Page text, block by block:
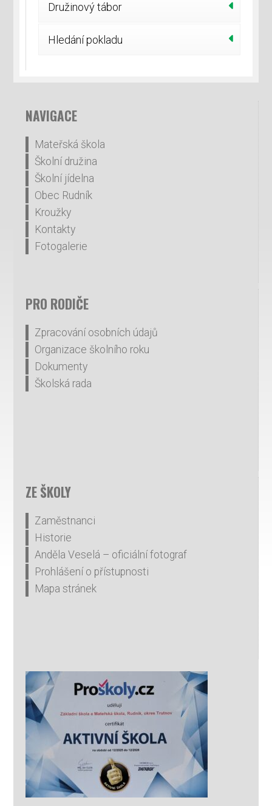
Družinový tábor
Hledání pokladu
NAVIGACE
Mateřská škola
Školní družina
Školní jídelna
Obec Rudník
Kroužky
Kontakty
Fotogalerie
PRO RODIČE
Zpracování osobních údajů
Organizace školního roku
Dokumenty
Školská rada
ZE ŠKOLY
Zaměstnanci
Historie
Anděla Veselá – oficiální fotograf
Prohlášení o přístupnosti
Mapa stránek